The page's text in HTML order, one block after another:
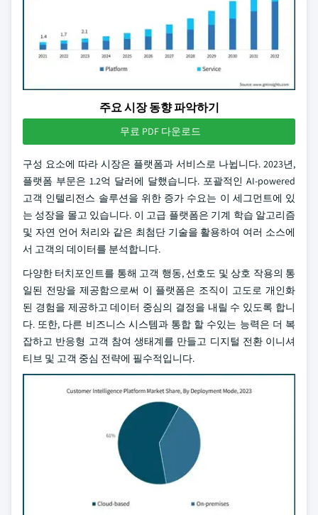
주요 시장 동향 파악하기
무료 PDF 다운로드
구성 요소에 따라 시장은 플랫폼과 서비스로 나뉩니다. 2023년,
플랫폼 부문은 1.2억 달러에 달했습니다. 포괄적인 AI-powered
고객 인텔리전스 솔루션을 위한 증가 수요는 이 세그먼트에 있
는 성장을 몰고 있습니다. 이 고급 플랫폼은 기계 학습 알고리즘
및 자연 언어 처리와 같은 최첨단 기술을 활용하여 여러 소스에
서 고객의 데이터를 분석합니다.
다양한 터치포인트를 통해 고객 행동, 선호도 및 상호 작용의 통
일된 전망을 제공함으로써 이 플랫폼은 조직이 고도로 개인화
된 경험을 제공하고 데이터 중심의 결정을 내릴 수 있도록 합니
다. 또한, 다른 비즈니스 시스템과 통합 할 수있는 능력은 더 복
잡하고 반응형 고객 참여 생태계를 만들고 디지털 전환 이니셔
티브 및 고객 중심 전략에 필수적입니다.